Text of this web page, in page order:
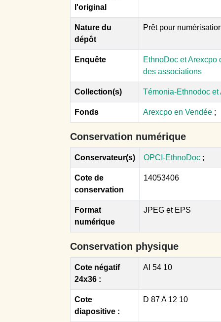
l'original
Nature du
dépôt
Prêt pour
Enquête
EthnoDoc et Arexcpo
des associations
Collection(s) Témonia-Ethnodoc
Fonds Arexcpo en Vendée ;
Conservation numérique
Conservateur(s) OPCI-EthnoDoc ;
Cote de
conservation
14053406
Format
numérique
JPEG et EPS
Conservation physique
Cote négatif
24x36 :
AI 54 10
Cote
diapositive :
D 87 A 12 10